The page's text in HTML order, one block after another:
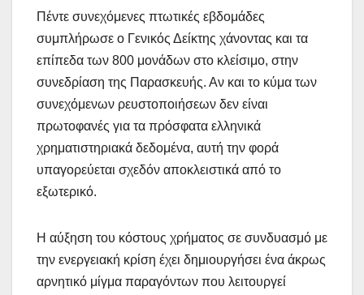
Πέντε συνεχόμενες πτωτικές εβδομάδες
συμπλήρωσε ο Γενικός Δείκτης χάνοντας και τα
επίπεδα των 800 μονάδων στο κλείσιμο, στην
συνεδρίαση της Παρασκευής. Αν και το κύμα των
συνεχόμενων ρευστοποιήσεων δεν είναι
πρωτοφανές για τα πρόσφατα ελληνικά
χρηματιστηριακά δεδομένα, αυτή την φορά
υπαγορεύεται σχεδόν αποκλειστικά από το
εξωτερικό.
Η αύξηση του κόστους χρήματος σε συνδυασμό με
την ενεργειακή κρίση έχει δημιουργήσει ένα άκρως
αρνητικό μίγμα παραγόντων που λειτουργεί